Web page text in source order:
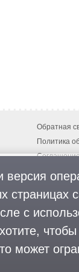
Обратная
Политика
© 2013-
партия»,
«Исламское
Центр Юрия
версия
страницах
с
может